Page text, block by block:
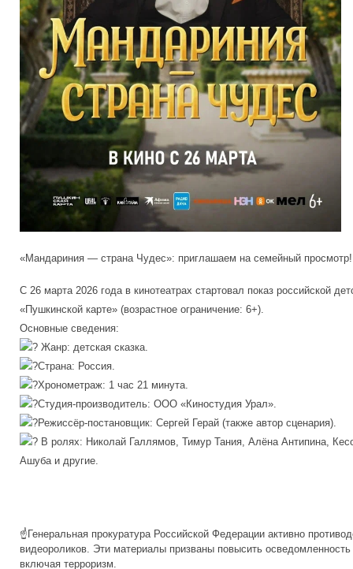
«Мандариния — страна Чудес»: приглашаем на семейный
С 26 марта 2026 года в кинотеатрах стартовал показ российской
«Пушкинской карте» (возрастное ограничение: 6+).
Основные сведения:
Жанр: детская сказка.
Страна: Россия.
Хронометраж: 1 час 21 минута.
Студия‑производитель: ООО «Киностудия Урал».
Режиссёр‑постановщик: Сергей Герай (также автор сценария).
В ролях: Николай Галлямов, Тимур Тания, Алёна Антипина,
Ашуба и другие.
☝️Генеральная прокуратура Российской Федерации активно
видеороликов. Эти материалы призваны повысить
включая терроризм.